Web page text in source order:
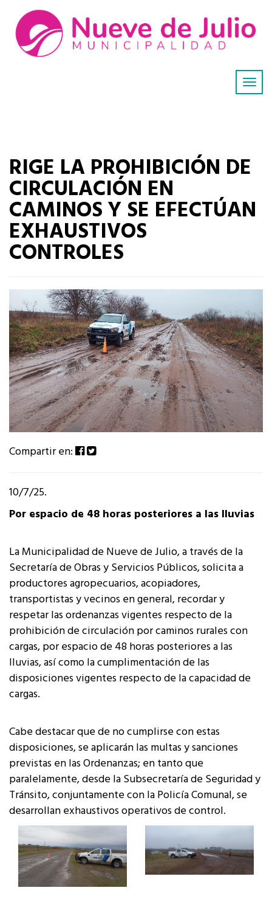
RIGE LA PROHIBICIÓN DE
CIRCULACIÓN EN
CAMINOS Y SE EFECTÚAN
EXHAUSTIVOS
CONTROLES
Compartir en:
10/7/25.
Por espacio de 48 horas posteriores a las lluvias
La Municipalidad de Nueve de Julio, a través de la
Secretaría de Obras y Servicios Públicos, solicita a
productores agropecuarios, acopiadores,
transportistas y vecinos en general, recordar y
respetar las ordenanzas vigentes respecto de la
prohibición de circulación por caminos rurales con
cargas, por espacio de 48 horas posteriores a las
lluvias, así como la cumplimentación de las
disposiciones vigentes respecto de la capacidad de
cargas.
Cabe destacar que de no cumplirse con estas
disposiciones, se aplicarán las multas y sanciones
previstas en las Ordenanzas; en tanto que
paralelamente, desde la Subsecretaría de Seguridad y
Tránsito, conjuntamente con la Policía Comunal, se
desarrollan exhaustivos operativos de control.